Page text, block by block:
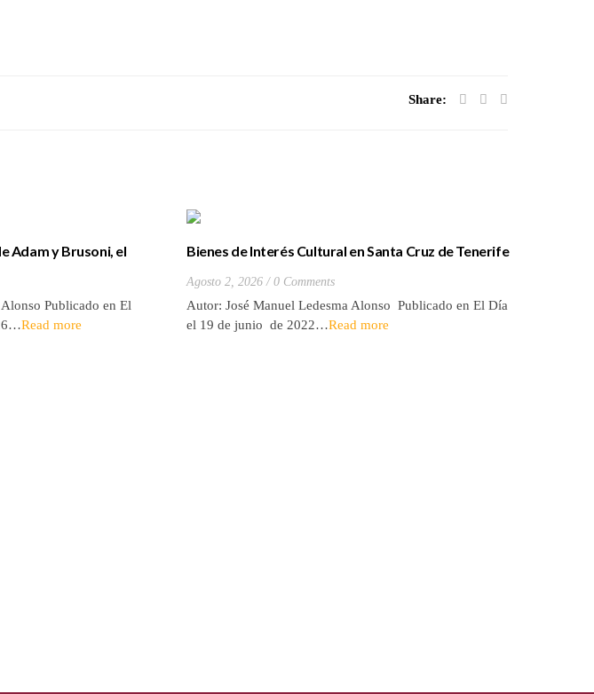
Share:
Adam y Brusoni, el
Publicado en El
Read more
Bienes de Interés Cultural en Santa Cruz de Tenerife
Agosto 2, 2026 0 Comments
Autor: José Manuel Ledesma Alonso Publicado en El Día
el 19 de junio de 2022…Read more